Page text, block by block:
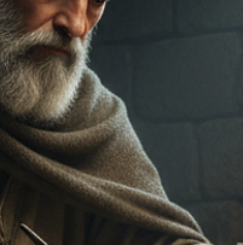
로 초안을 작성했습니다. 주
디테일을 묵상하며 보완하려
안은 천국이 아니라 '영적 전
편 가나안 땅에 들어가면 우
을 부르며 많은 분들이 가나
으로 생각합니다. 하지만 성
안에는 여전히 전쟁이 있고,
와 회개가 있습니다. 가나안